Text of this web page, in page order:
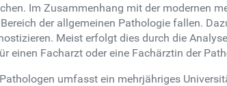
Im Zusammenhang mit der modernen
der allgemeinen Pathologie fallen.
Meist erfolgt dies durch die
einen Facharzt oder eine Fachärztin der
umfasst ein mehrjähriges